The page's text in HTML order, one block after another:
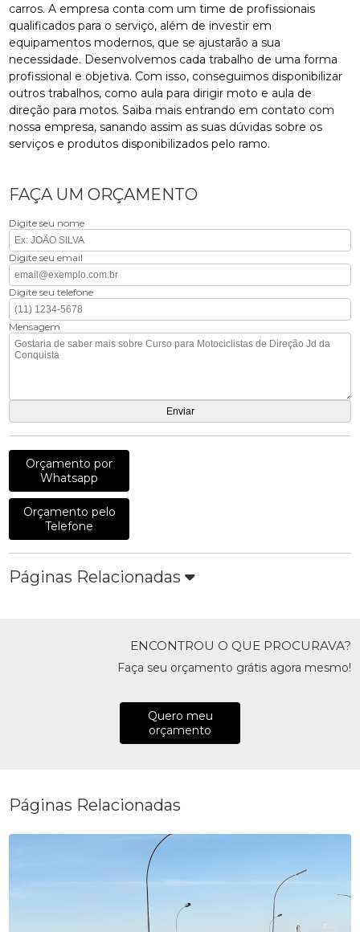
carros. A empresa conta com um time de profissionais
qualificados para o serviço, além de investir em
equipamentos modernos, que se ajustarão a sua
necessidade. Desenvolvemos cada trabalho de uma forma
profissional e objetiva. Com isso, conseguimos disponibilizar
outros trabalhos, como aula para dirigir moto e aula de
direção para motos. Saiba mais entrando em contato com
nossa empresa, sanando assim as suas dúvidas sobre os
serviços e produtos disponibilizados pelo ramo.
FAÇA UM ORÇAMENTO
Digite seu nome
Digite seu email
Digite seu telefone
Mensagem
Orçamento por
Whatsapp
Orçamento pelo
Telefone
Páginas Relacionadas
ENCONTROU O QUE PROCURAVA?
Faça seu orçamento grátis agora mesmo!
Quero meu
orçamento
Páginas Relacionadas